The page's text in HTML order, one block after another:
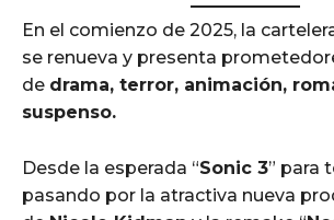
En el comienzo de 2025, la
se renueva y presenta
de drama, terror, animación,
suspenso.
Desde la esperada “Sonic 3” para
pasando por la atractiva nueva